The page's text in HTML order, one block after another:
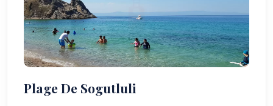
Plage De Sogutluli